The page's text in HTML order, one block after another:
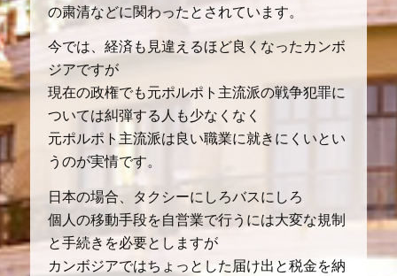
の粛清などに関わったとされています。
今では、経済も見違えるほど良くなったカンボ
ジアですが
現在の政権でも元ポルポト主流派の戦争犯罪に
ついては糾弾する人も少なくなく
元ポルポト主流派は良い職業に就きにくいとい
うのが実情です。
日本の場合、タクシーにしろバスにしろ
個人の移動手段を自営業で行うには大変な規制
と手続きを必要としますが
カンボジアではちょっとした届け出と税金を納